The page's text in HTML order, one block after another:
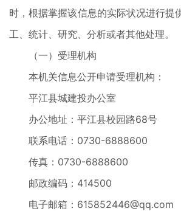
时，根据掌握该信息的实际状况进行提
工、统计、研究、分析或者其他处理。
（一）受理机构
本机关信息公开申请受理机构：
平江县城建投办公室
办公地址：平江县校园路68号
联系电话：0730-6888600
传真：0730-6888600
邮政编码：414500
电子邮箱：615852446@qq.com